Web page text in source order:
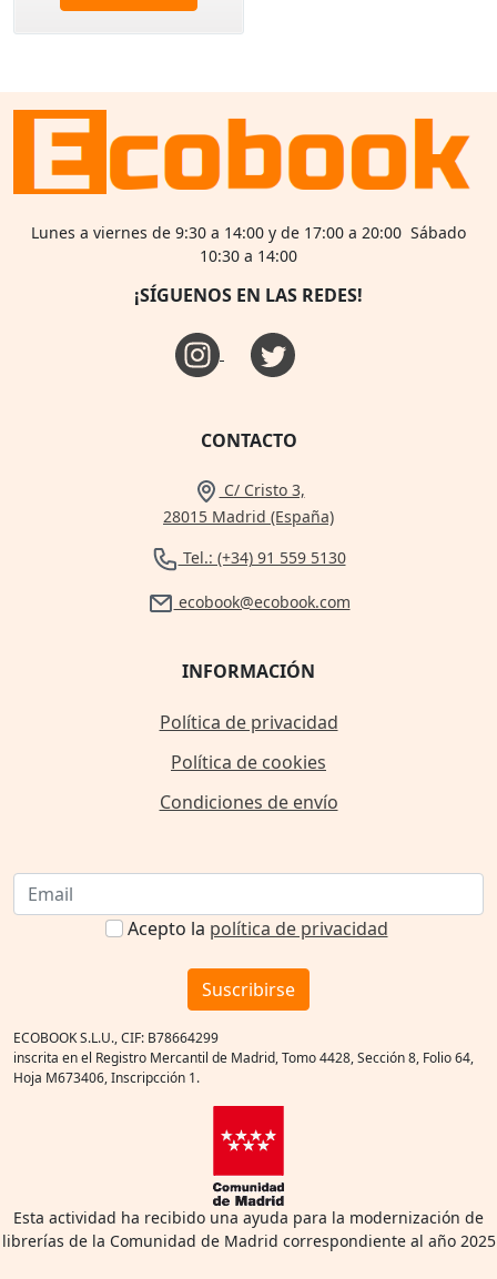
Lunes a viernes de 9:30 a 14:00 y de 17:00 a 20:00 Sábado
10:30 a 14:00
¡SÍGUENOS EN LAS REDES!
CONTACTO
C/ Cristo 3,
28015 Madrid (España)
Tel.: (+34) 91 559 5130
ecobook@ecobook.com
INFORMACIÓN
Política de privacidad
Política de cookies
Condiciones de envío
Acepto la política de privacidad
Suscribirse
ECOBOOK S.L.U., CIF: B78664299
inscrita en el Registro Mercantil de Madrid, Tomo 4428, Sección 8, Folio 64,
Hoja M673406, Inscripcción 1.
Esta actividad ha recibido una ayuda para la modernización de
librerías de la Comunidad de Madrid correspondiente al año 2025